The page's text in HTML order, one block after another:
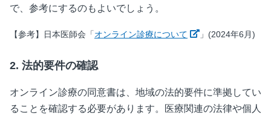
で、参考にするのもよいでしょう。
【参考】日本医師会「オンライン診療について 新しいウィンドウ
」(2024年6月)
2. 法的要件の確認
オンライン診療の同意書は、地域の法的要件に準拠してい
ることを確認する必要があります。医療関連の法律や個人